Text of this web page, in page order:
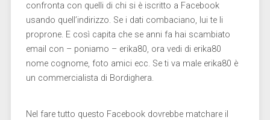
confronta con quelli di chi si è iscritto a Facebook
usando quell’indirizzo. Se i dati combaciano, lui te li
proprone. E così capita che se anni fa hai scambiato
email con – poniamo – erika80, ora vedi di erika80
nome cognome, foto amici ecc. Se ti va male erika80 è
un commercialista di Bordighera.
Nel fare tutto questo Facebook dovrebbe matchare il